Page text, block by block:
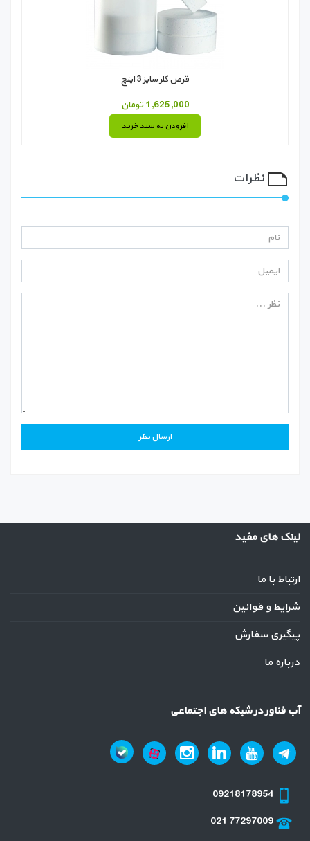
قرص کلر سایز 3 اینچ
1,625,000 تومان
افزودن به سبد خرید
نظرات
لینک های مفید
ارتباط با ما
شرایط و قوانین
پیگیری سفارش
درباره ما
آب فناور در شبکه های اجتماعی
09218178954
021 77297009